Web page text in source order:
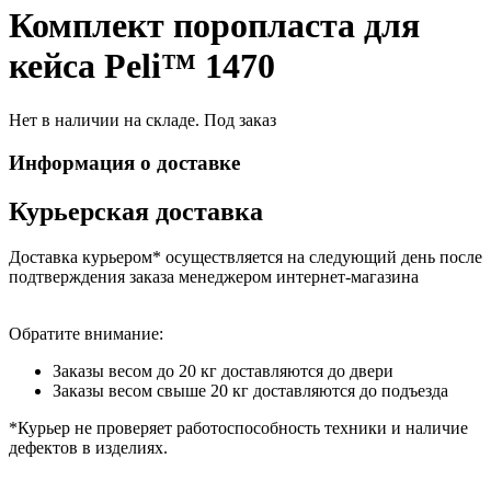
Комплект поропласта для
кейса Peli™ 1470
Нет в наличии на складе. Под заказ
Информация о доставке
Курьерская доставка
Доставка курьером* осуществляется на следующий день после
подтверждения заказа менеджером интернет-магазина
Обратите внимание:
Заказы весом до 20 кг доставляются до двери
Заказы весом свыше 20 кг доставляются до подъезда
*Курьер не проверяет работоспособность техники и наличие
дефектов в изделиях.